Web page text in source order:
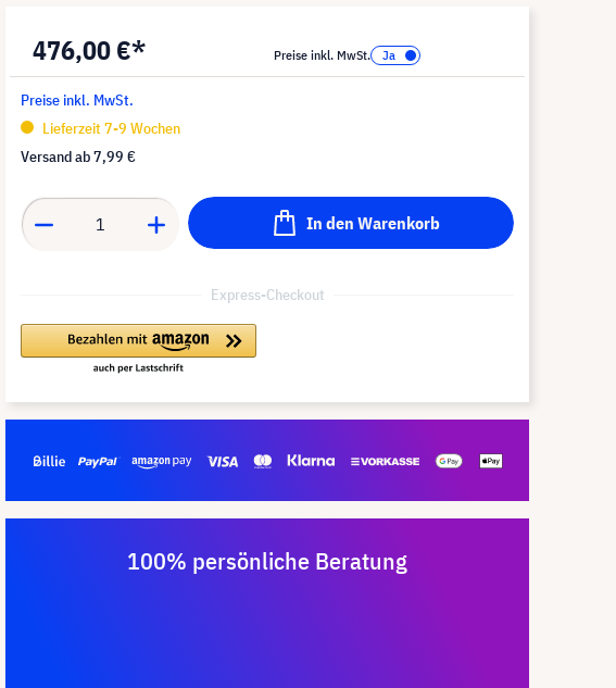
476,00 €* Preise inkl. MwSt.
Preise inkl. MwSt.
Lieferzeit 7-9 Wochen
Versand ab7,99 €
In den Warenkorb
Express-Checkout
100% persönliche Beratung